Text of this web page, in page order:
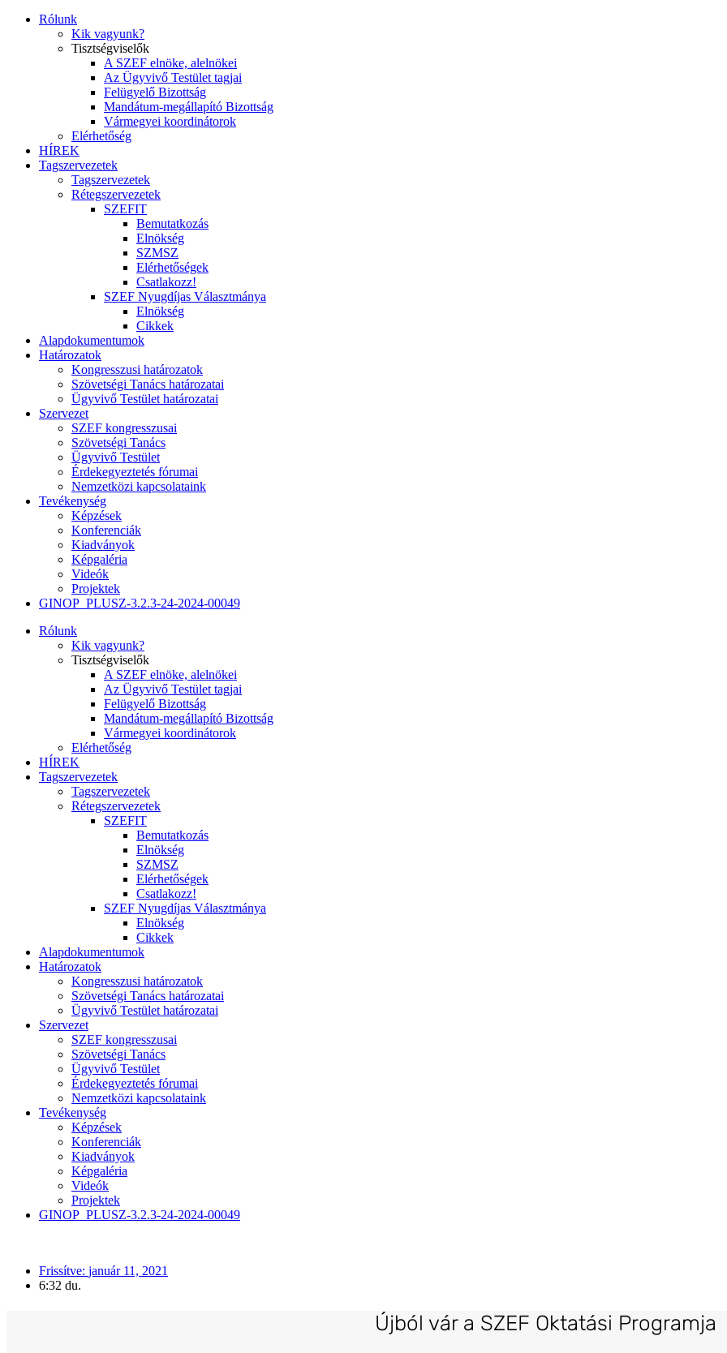
Rólunk
Kik vagyunk?
Tisztségviselők
A SZEF elnöke, alelnökei
Az Ügyvivő Testület tagjai
Felügyelő Bizottság
Mandátum-megállapító Bizottság
Vármegyei koordinátorok
Elérhetőség
HÍREK
Tagszervezetek
Tagszervezetek
Rétegszervezetek
SZEFIT
Bemutatkozás
Elnökség
SZMSZ
Elérhetőségek
Csatlakozz!
SZEF Nyugdíjas Választmánya
Elnökség
Cikkek
Alapdokumentumok
Határozatok
Kongresszusi határozatok
Szövetségi Tanács határozatai
Ügyvivő Testület határozatai
Szervezet
SZEF kongresszusai
Szövetségi Tanács
Ügyvivő Testület
Érdekegyeztetés fórumai
Nemzetközi kapcsolataink
Tevékenység
Képzések
Konferenciák
Kiadványok
Képgaléria
Videók
Projektek
GINOP_PLUSZ-3.2.3-24-2024-00049
Rólunk
Kik vagyunk?
Tisztségviselők
A SZEF elnöke, alelnökei
Az Ügyvivő Testület tagjai
Felügyelő Bizottság
Mandátum-megállapító Bizottság
Vármegyei koordinátorok
Elérhetőség
HÍREK
Tagszervezetek
Tagszervezetek
Rétegszervezetek
SZEFIT
Bemutatkozás
Elnökség
SZMSZ
Elérhetőségek
Csatlakozz!
SZEF Nyugdíjas Választmánya
Elnökség
Cikkek
Alapdokumentumok
Határozatok
Kongresszusi határozatok
Szövetségi Tanács határozatai
Ügyvivő Testület határozatai
Szervezet
SZEF kongresszusai
Szövetségi Tanács
Ügyvivő Testület
Érdekegyeztetés fórumai
Nemzetközi kapcsolataink
Tevékenység
Képzések
Konferenciák
Kiadványok
Képgaléria
Videók
Projektek
GINOP_PLUSZ-3.2.3-24-2024-00049
Frissítve: január 11, 2021
6:32 du.
Újból vár a SZEF Oktatási Programja